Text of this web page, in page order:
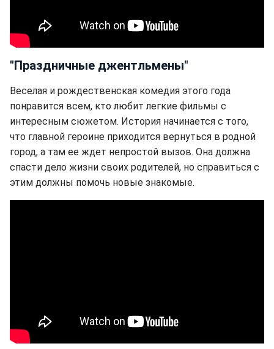
"Праздничные джентльмены"
Веселая и рождественская комедия этого года
понравится всем, кто любит легкие фильмы с
интересным сюжетом. История начинается с того,
что главной героине приходится вернуться в родной
город, а там ее ждет непростой вызов. Она должна
спасти дело жизни своих родителей, но справиться с
этим должны помочь новые знакомые.